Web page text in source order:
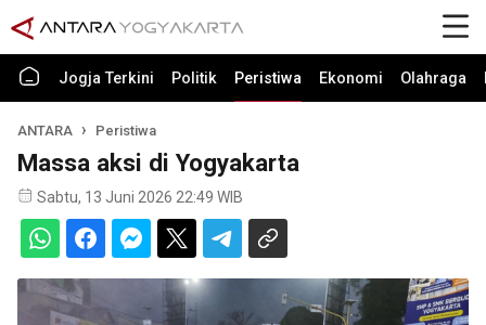
Jogja Terkini Politik Peristiwa Ekonomi Olahraga
ANTARA Peristiwa
Massa aksi di Yogyakarta
Sabtu, 13 Juni 2026 22:49 WIB